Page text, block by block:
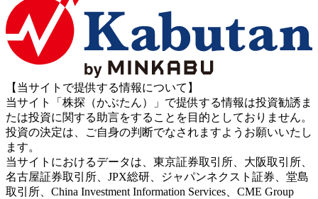
【当サイトで提供する情報について】
当サイト「株探（かぶたん）」で提供する情報は投資勧誘ま
たは投資に関する助言をすることを目的としておりません。
投資の決定は、ご自身の判断でなされますようお願いいたし
ます。
当サイトにおけるデータは、東京証券取引所、大阪取引所、
名古屋証券取引所、JPX総研、ジャパンネクスト証券、堂島
取引所、China Investment Information Services、CME Group